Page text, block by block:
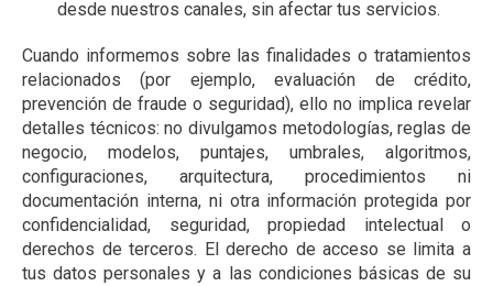
desde nuestros canales, sin afectar tus servicios.
Cuando informemos sobre las finalidades o tratamientos
relacionados (por ejemplo, evaluación de crédito,
prevención de fraude o seguridad), ello no implica revelar
detalles técnicos: no divulgamos metodologías, reglas de
negocio, modelos, puntajes, umbrales, algoritmos,
configuraciones, arquitectura, procedimientos ni
documentación interna, ni otra información protegida por
confidencialidad, seguridad, propiedad intelectual o
derechos de terceros. El derecho de acceso se limita a
tus datos personales y a las condiciones básicas de su